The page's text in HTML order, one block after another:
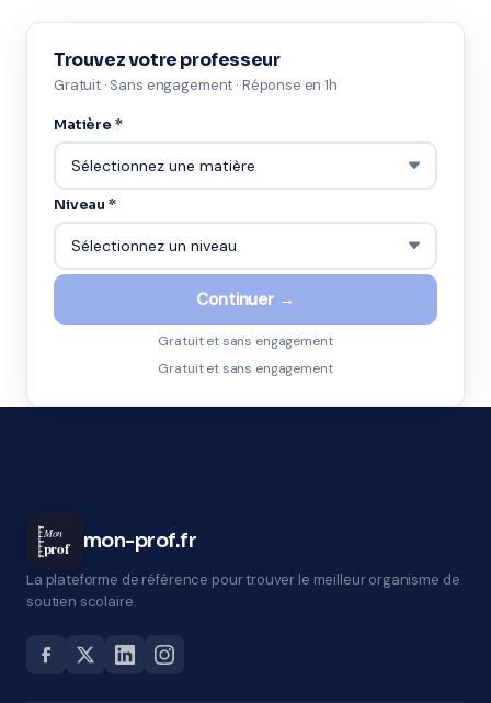
Trouvez votre professeur
Gratuit · Sans engagement · Réponse en 1h
Matière *
Niveau *
Continuer →
Gratuit et sans engagement
Gratuit et sans engagement
Mon
prof mon-prof.fr
La plateforme de référence pour trouver le meilleur organisme de
soutien scolaire.